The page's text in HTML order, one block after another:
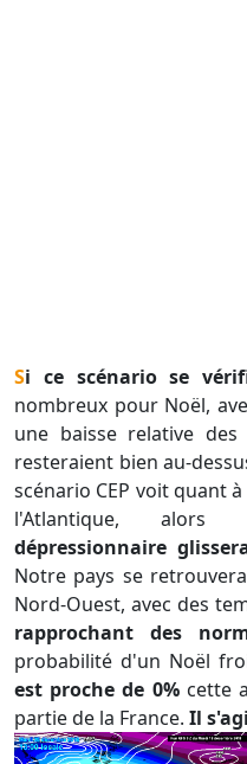
Si ce scénario se
nombreux pour Noël,
une baisse relative
resteraient bien au-
scénario CEP voit quant
l'Atlantique, alors
dépressionnaire
Notre pays se
Nord-Ouest, avec des
rapprochant des
probabilité d'un Noël
est proche de 0%cette
partie de la France. Il